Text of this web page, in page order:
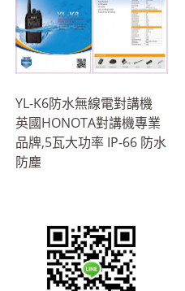
YL-K6防水無線電對講機
英國HONOTA對講機專業
品牌,5瓦大功率 IP-66 防水
防塵